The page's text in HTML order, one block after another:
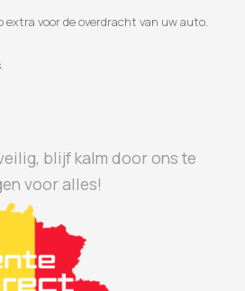
extra voor de overdracht van uw auto.
blijf kalm door ons te
voor alles!